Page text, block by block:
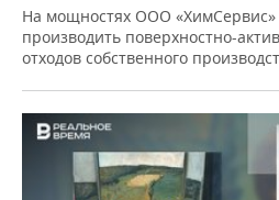
На мощностях ООО «ХимСервис»
производить поверхностно-
отходов собственного